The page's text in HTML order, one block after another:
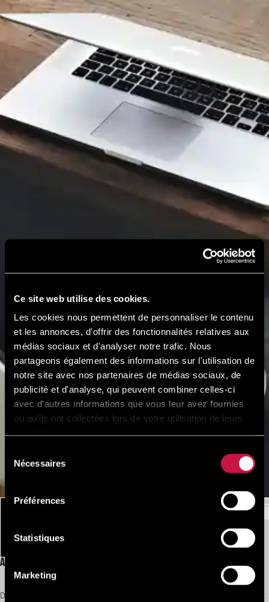
Ce site web utilise des cookies.
Les cookies nous permettent de personnaliser le contenu
et les annonces, d'offrir des fonctionnalités relatives aux
médias sociaux et d'analyser notre trafic. Nous
partageons également des informations sur l'utilisation de
notre site avec nos partenaires de médias sociaux, de
publicité et d'analyse, qui peuvent combiner celles-ci
avec d'autres informations que vous leur avez fournies
ou qu'ils ont collectées lors de votre utilisation de leurs
consentement
Nécessaires
Préférences
Statistiques
Marketing
RÉSERVEZ EN LIGNE VOS RÉUNIONS ET ÉVÉNEMENTS
AU NYX ESPERIA PALACE ATHÈNES
Des conférences aux lancements de produits de marque en passant